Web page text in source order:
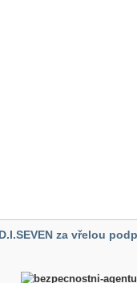
za vřelou